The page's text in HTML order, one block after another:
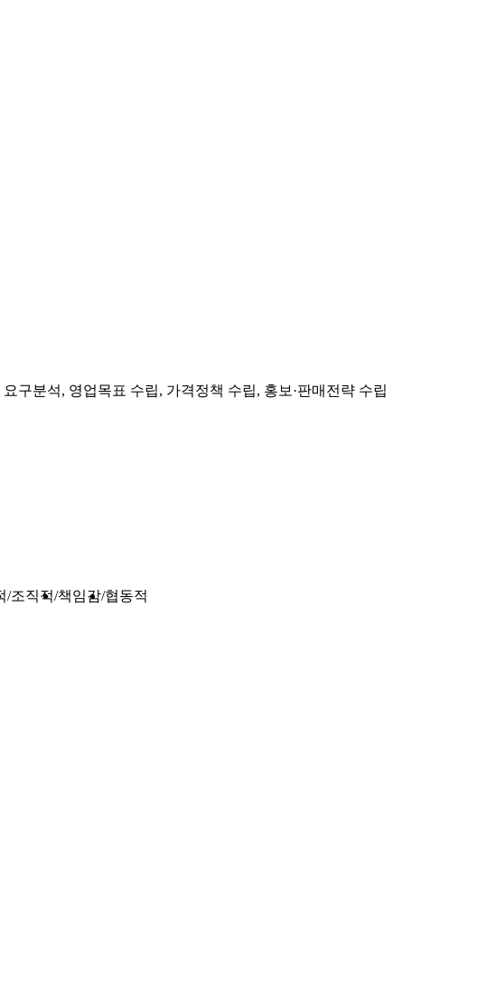
구분석, 영업목표 수립, 가격정책 수립, 홍보·판매전략 수립
조직적 책임감 협동적